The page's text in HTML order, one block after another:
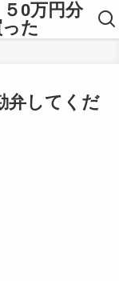
0万円分
た
弁してくだ